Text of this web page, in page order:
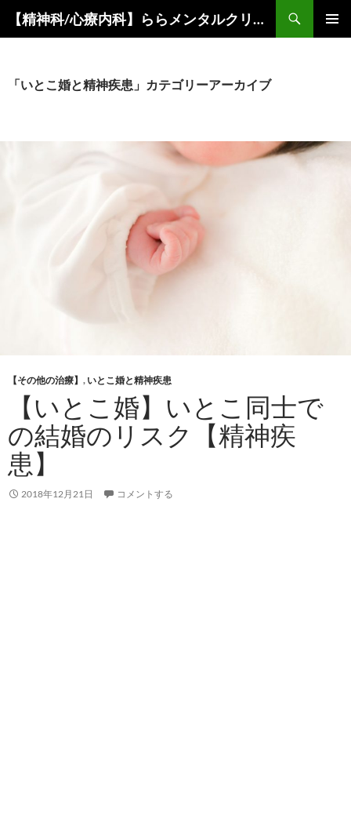
キ
【精神科/心療内科】ららメンタルクリニック
「いとこ婚と精神疾患」カテゴリーアーカイブ
【その他の治療】 , いとこ婚と精神疾患
【いとこ婚】いとこ同士で
の結婚のリスク【精神疾
患】
2018年12月21日 コメントする